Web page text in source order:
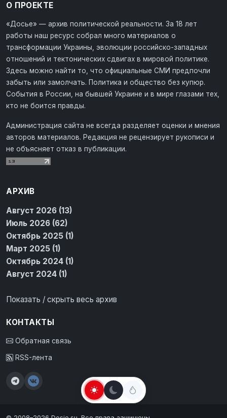
О ПРОЕКТЕ
«Досье» — архив политической реальности. За 18 лет
работы наш ресурс собрал много материалов о
трансформации Украины, эволюции российско-западных
отношений и тектонических сдвигах в мировой политике.
Здесь можно найти то, что официальные СМИ предпочли
забыть или замолчать. Политика и общество без купюр.
События в России, на бывшей Украине и в мире глазами тех,
кто не боится правды.
Администрация сайта не всегда разделяет оценки и мнения
авторов материалов. Редакция не рецензирует рукописи и
не объясняет отказ в публикации.
АРХИВ
Август 2026 (13)
Июль 2026 (62)
Октябрь 2025 (1)
Март 2025 (1)
Октябрь 2024 (1)
Август 2024 (1)
Показать / скрыть весь архив
КОНТАКТЫ
Обратная связь
RSS-лента